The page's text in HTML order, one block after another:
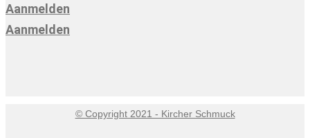
Aanmelden
Aanmelden
© Copyright 2021 - Kircher Schmuck